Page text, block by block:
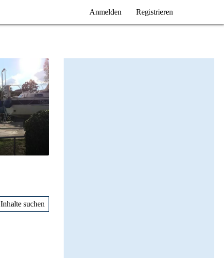
Anmelden Registrieren
Inhalte suchen